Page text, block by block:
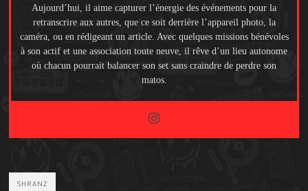
Aujourd’hui, il aime capturer l’énergie des événements pour la
retranscrire aux autres, que ce soit derrière l’appareil photo, la
caméra, ou en rédigeant un article. Avec quelques missions bénévoles
à son actif et une association toute neuve, il rêve d’un lieu autonome
où chacun pourrait balancer son set sans craindre de perdre son
matos.
SHRANZ